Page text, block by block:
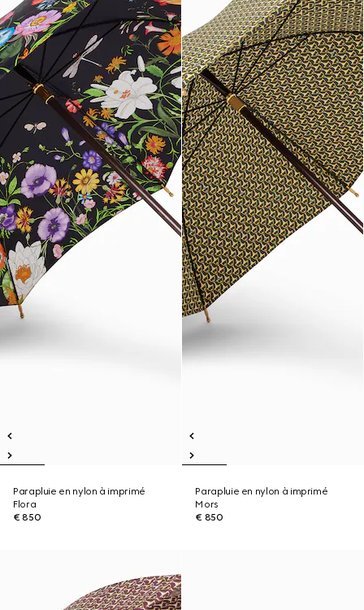
Parapluie en nylon à imprimé
Flora
€ 850
Parapluie en nylon à imprimé
Mors
€ 850